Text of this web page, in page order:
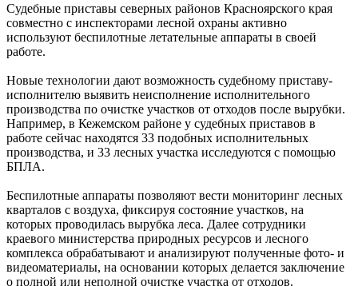
Судебные приставы северных районов Красноярского края
совместно с инспекторами лесной охраны активно
используют беспилотные летательные аппараты в своей
работе.
Новые технологии дают возможность судебному приставу-
исполнителю выявить неисполнение исполнительного
производства по очистке участков от отходов после вырубки.
Например, в Кежемском районе у судебных приставов в
работе сейчас находятся 33 подобных исполнительных
производства, и 33 лесных участка исследуются с помощью
БПЛА.
Беспилотные аппараты позволяют вести мониторинг лесных
кварталов с воздуха, фиксируя состояние участков, на
которых проводилась вырубка леса. Далее сотрудники
краевого министерства природных ресурсов и лесного
комплекса обрабатывают и анализируют полученные фото- и
видеоматериалы, на основании которых делается заключение
о полной или неполной очистке участка от отходов.